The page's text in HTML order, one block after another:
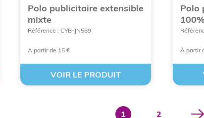
répond à des enjeux multiples qui dépassent la
promotionnel démultiplié
Polo publicitaire extensible
mixte
Référence : CYB-JN569
A partir de 15 €
VOIR LE PRODUIT
Polo
À partir
1 2